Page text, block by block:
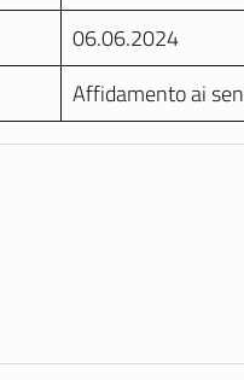
06.06.2024
Affidamento ai